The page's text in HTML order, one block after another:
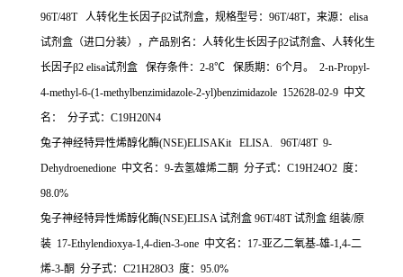
96T/48T 人转化生长因子β2试剂盒，规格型号：96T/48T，来源：elisa
试剂盒（进口分装），产品别名：人转化生长因子β2试剂盒、人转化生
长因子β2 elisa试剂盒 保存条件：2-8℃ 保质期：6个月。 2-n-Propyl-
4-methyl-6-(1-methylbenzimidazole-2-yl)benzimidazole 152628-02-9 中文
名： 分子式：C19H20N4
兔子神经特异性烯醇化酶(NSE)ELISAKit ELISA. 96T/48T 9-
Dehydroenedione 中文名：9-去氢雄烯二酮 分子式：C19H24O2 度：
98.0%
兔子神经特异性烯醇化酶(NSE)ELISA 试剂盒 96T/48T 试剂盒 组装/原
装 17-Ethylendioxya-1,4-dien-3-one 中文名：17-亚乙二氧基-雄-1,4-二
烯-3-酮 分子式：C21H28O3 度：95.0%